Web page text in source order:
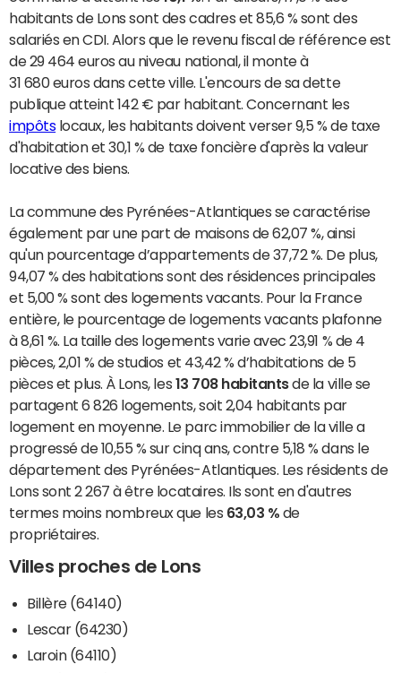
habitants de Lons sont des cadres et 85,6 % sont des
salariés en CDI. Alors que le revenu fiscal de référence est
de 29 464 euros au niveau national, il monte à
31 680 euros dans cette ville. L'encours de sa dette
publique atteint 142 € par habitant. Concernant les
impôtslocaux, les habitants doivent verser 9,5 % de taxe
d'habitation et 30,1 % de taxe foncière d'après la valeur
locative des biens.
La commune des Pyrénées-Atlantiques se caractérise
également par une part de maisons de 62,07 %, ainsi
qu'un pourcentage d’appartements de 37,72 %. De plus,
94,07 % des habitations sont des résidences principales
et 5,00 % sont des logements vacants. Pour la France
entière, le pourcentage de logements vacants plafonne
à 8,61 %. La taille des logements varie avec 23,91 % de 4
pièces, 2,01 % de studios et 43,42 % d’habitations de 5
pièces et plus. À Lons, les 13 708 habitantsde la ville se
partagent 6 826 logements, soit 2,04 habitants par
logement en moyenne. Le parc immobilier de la ville a
progressé de 10,55 % sur cinq ans, contre 5,18 % dans le
département des Pyrénées-Atlantiques. Les résidents de
Lons sont 2 267 à être locataires. Ils sont en d'autres
termes moins nombreux que les 63,03 % de
propriétaires.
Villes proches de Lons
Billère (64140)
Lescar (64230)
Laroin (64110)